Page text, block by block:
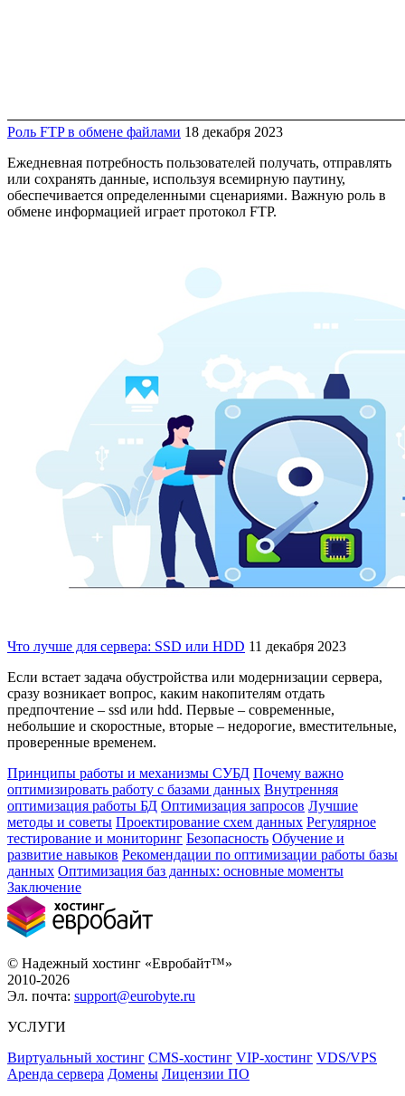
Роль FTP в обмене файлами 18 декабря 2023
Ежедневная потребность пользователей получать, отправлять
или сохранять данные, используя всемирную паутину,
обеспечивается определенными сценариями. Важную роль в
обмене информацией играет протокол FTP.
Что лучше для сервера: SSD или HDD 11 декабря 2023
Если встает задача обустройства или модернизации сервера,
сразу возникает вопрос, каким накопителям отдать
предпочтение – ssd или hdd. Первые – современные,
небольшие и скоростные, вторые – недорогие, вместительные,
проверенные временем.
Принципы работы и механизмы СУБД Почему важно
оптимизировать работу с базами данных Внутренняя
оптимизация работы БД Оптимизация запросов Лучшие
методы и советы Проектирование схем данных Регулярное
тестирование и мониторинг Безопасность Обучение и
развитие навыков Рекомендации по оптимизации работы базы
данных Оптимизация баз данных: основные моменты
Заключение
© Надежный хостинг «Евробайт™»
2010-2026
Эл. почта: support@eurobyte.ru
УСЛУГИ
Виртуальный хостинг CMS-хостинг VIP-хостинг VDS/VPS
Аренда сервера Домены Лицензии ПО